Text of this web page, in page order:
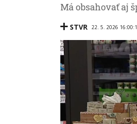
Má obsahovať aj
STVR 22. 5. 2026